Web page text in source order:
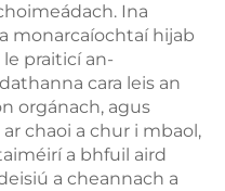
Ina
monarcaíochtaí hijab
praiticí an-
cara leis an
orgánach, agus
chaoi a chur i mbaol,
a bhfuil aird
a cheannach a